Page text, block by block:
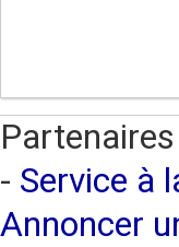
- Service à
Annoncer